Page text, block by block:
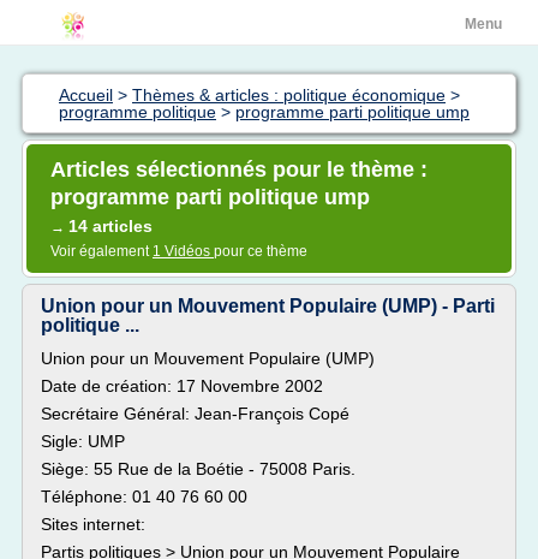
Menu
Accueil > Thèmes & articles : politique économique >
programme politique > programme parti politique ump
Articles sélectionnés pour le thème :
programme parti politique ump
→ 14 articles
Voir également 1 Vidéos pour ce thème
Union pour un Mouvement Populaire (UMP) - Parti
politique ...
Union pour un Mouvement Populaire (UMP)
Date de création: 17 Novembre 2002
Secrétaire Général: Jean-François Copé
Sigle: UMP
Siège: 55 Rue de la Boétie - 75008 Paris.
Téléphone: 01 40 76 60 00
Sites internet:
Partis politiques > Union pour un Mouvement Populaire